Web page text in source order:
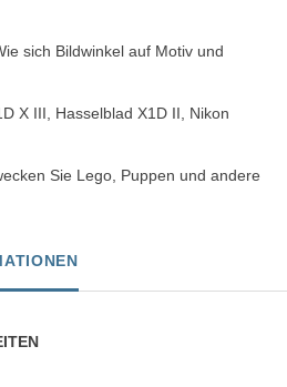
sich Bildwinkel auf Motiv und
X III, Hasselblad X1D II, Nikon
Sie Lego, Puppen und andere